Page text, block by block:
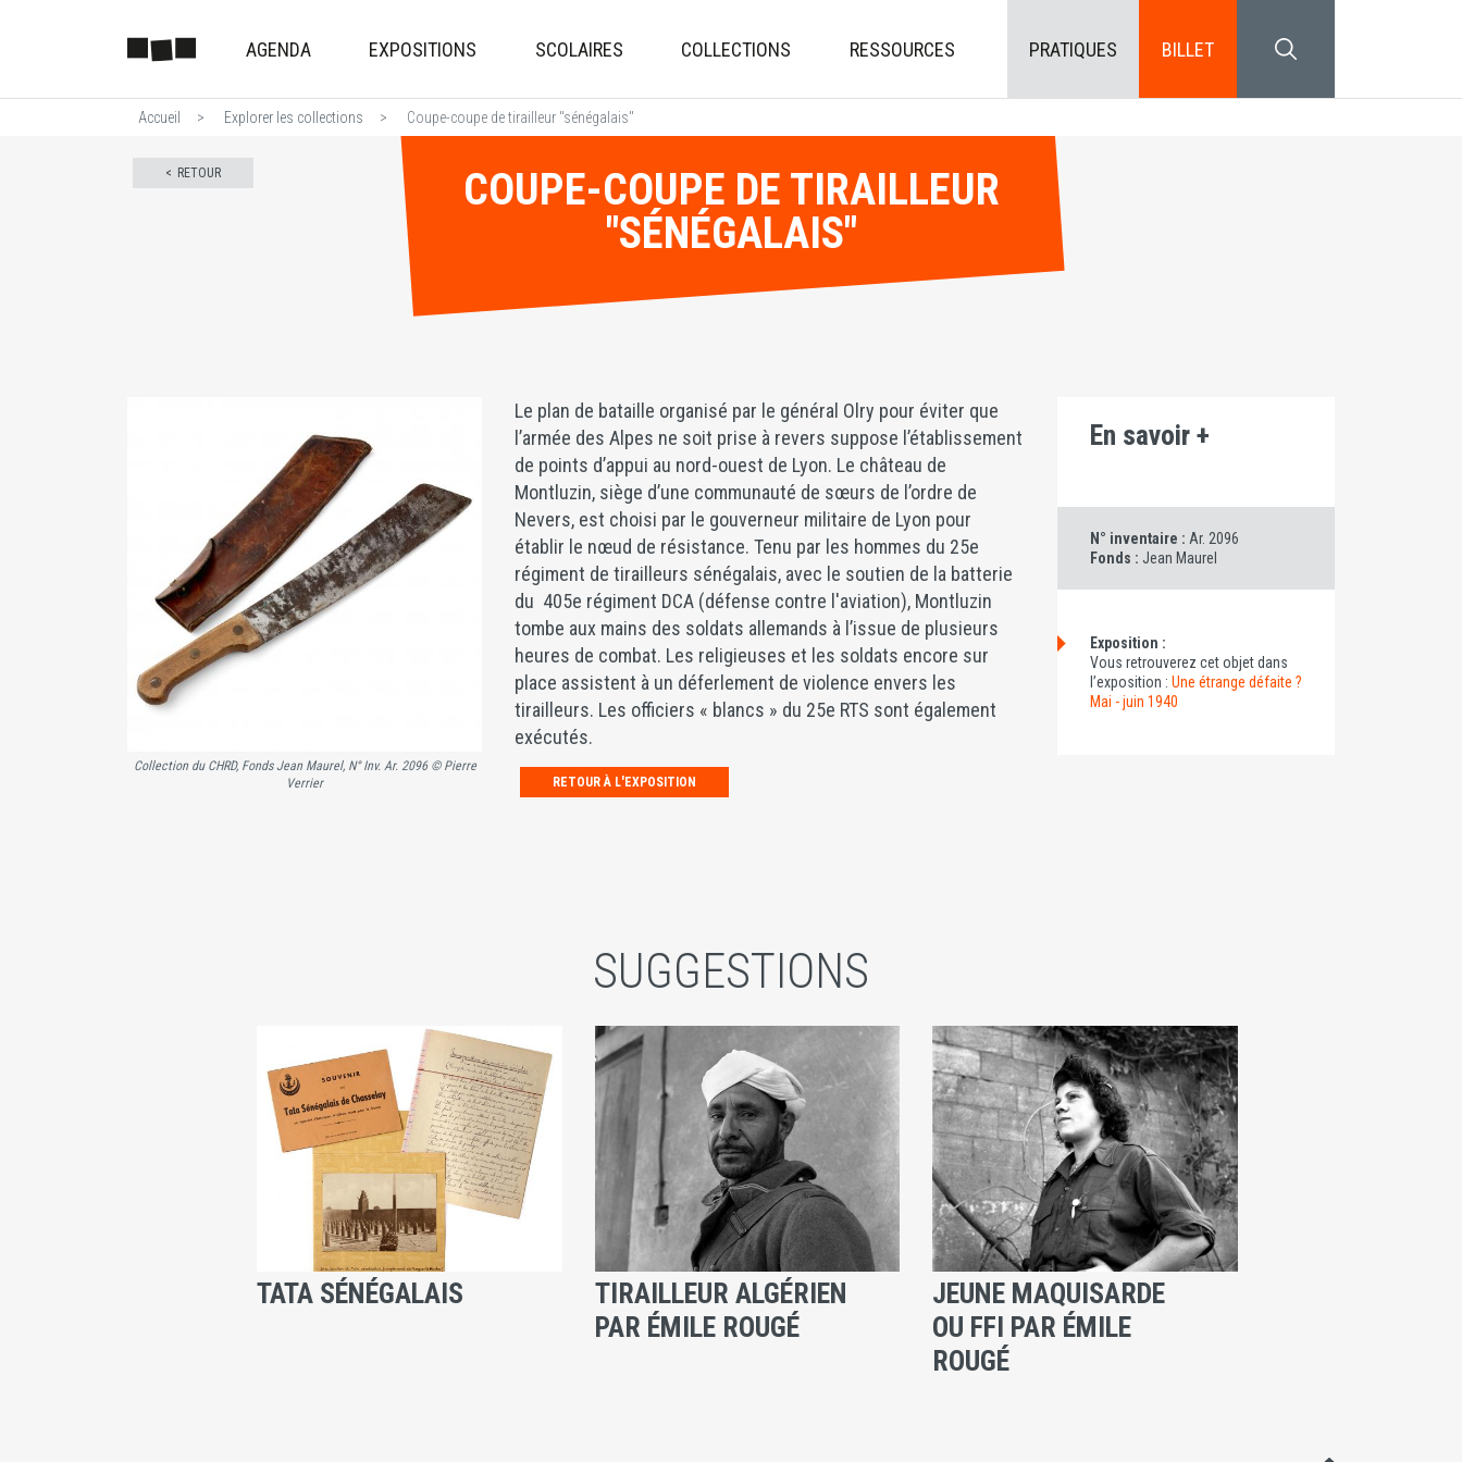
au
AGENDA EXPOSITIONS SCOLAIRES COLLECTIONS RESSOURCES PRATIQUES BILLET SEARCH BLOCK
Accueil Explorer les collections Coupe-coupe de tirailleur "sénégalais"
COUPE-COUPE DE TIRAILLEUR
"SÉNÉGALAIS"
RETOUR
Collection du CHRD, Fonds Jean Maurel, N° Inv. Ar. 2096 © Pierre
Verrier
Le plan de bataille organisé par le général Olry pour éviter que
l’armée des Alpes ne soit prise à revers suppose l’établissement
de points d’appui au nord-ouest de Lyon. Le château de
Montluzin, siège d’une communauté de sœurs de l’ordre de
Nevers, est choisi par le gouverneur militaire de Lyon pour
établir le nœud de résistance. Tenu par les hommes du 25e
régiment de tirailleurs sénégalais, avec le soutien de la batterie
du 405e régiment DCA (défense contre l'aviation), Montluzin
tombe aux mains des soldats allemands à l’issue de plusieurs
heures de combat. Les religieuses et les soldats encore sur
place assistent à un déferlement de violence envers les
tirailleurs. Les officiers « blancs » du 25e RTS sont également
exécutés.
RETOUR À L'EXPOSITION
En savoir +
N° inventaire : Ar. 2096
Fonds : Jean Maurel
Exposition :
Vous retrouverez cet objet dans
l’exposition : Une étrange défaite ?
Mai - juin 1940
SUGGESTIONS
TATA SÉNÉGALAIS
TIRAILLEUR ALGÉRIEN
PAR ÉMILE ROUGÉ
JEUNE MAQUISARDE
OU FFI PAR ÉMILE
ROUGÉ